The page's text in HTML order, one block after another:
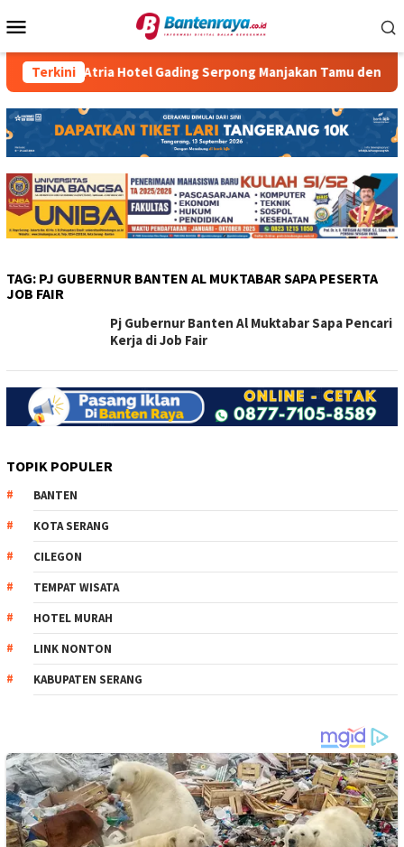
ke
Mobile
TerkiniAtria Hotel Gading Serpong Manjakan Tamu dengan
TAG: PJ GUBERNUR BANTEN AL MUKTABAR SAPA PESERTA
JOB FAIR
Pj Gubernur Banten Al Muktabar Sapa Pencari
Kerja di Job Fair
TOPIK POPULER
BANTEN
KOTA SERANG
CILEGON
TEMPAT WISATA
HOTEL MURAH
LINK NONTON
KABUPATEN SERANG